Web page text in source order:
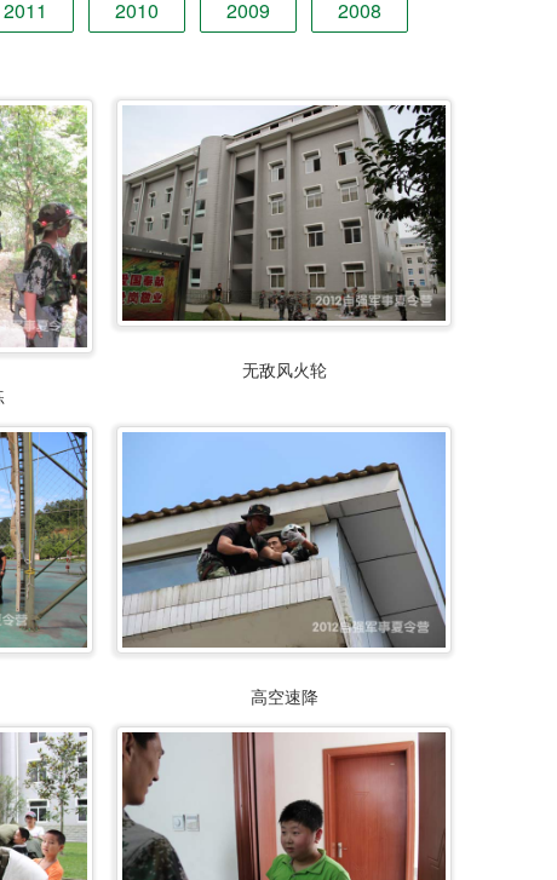
2011 2010 2009 2008
无敌风火轮
高空速降